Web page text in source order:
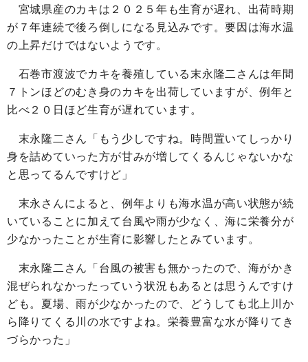
宮城県産のカキは２０２５年も生育が遅れ、出荷時期
が７年連続で後ろ倒しになる見込みです。要因は海水温
の上昇だけではないようです。
石巻市渡波でカキを養殖している末永隆二さんは年間
７トンほどのむき身のカキを出荷していますが、例年と
比べ２０日ほど生育が遅れています。
末永隆二さん「もう少しですね。時間置いてしっかり
身を詰めていった方が甘みが増してくるんじゃないかな
と思ってるんですけど」
末永さんによると、例年よりも海水温が高い状態が続
いていることに加えて台風や雨が少なく、海に栄養分が
少なかったことが生育に影響したとみています。
末永隆二さん「台風の被害も無かったので、海がかき
混ぜられなかったっていう状況もあるとは思うんですけ
ども。夏場、雨が少なかったので、どうしても北上川か
ら降りてくる川の水ですよね。栄養豊富な水が降りてき
づらかった」